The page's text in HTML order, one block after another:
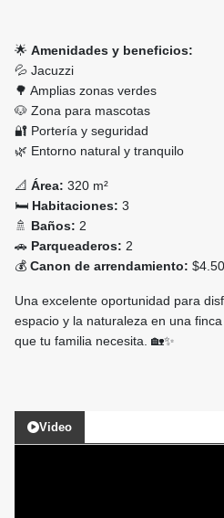
🌟 Amenidades y beneficios:
💦 Jacuzzi
🌳 Amplias zonas verdes
🐶 Zona para mascotas
🔐 Portería y seguridad
🌿 Entorno natural y tranquilo
📐 Área: 320 m²
🛏️ Habitaciones: 3
🚿 Baños: 2
🚗 Parqueaderos: 2
💰 Canon de arrendamiento:
Una excelente oportunidad para
espacio y la naturaleza en una
que tu familia necesita. 🏡✨
Video